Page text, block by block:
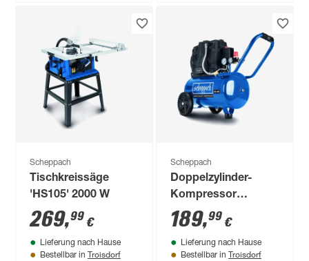
Scheppach
Tischkreissäge
'HS105' 2000 W
269,99 €
Lieferung nach Hause
Bestellbar in Troisdorf
Scheppach
Doppelzylinder-
Kompressor
'HC25Si Super
Silent' 1100 W 8 bar
189,99 €
Lieferung nach Hause
Bestellbar in Troisdorf